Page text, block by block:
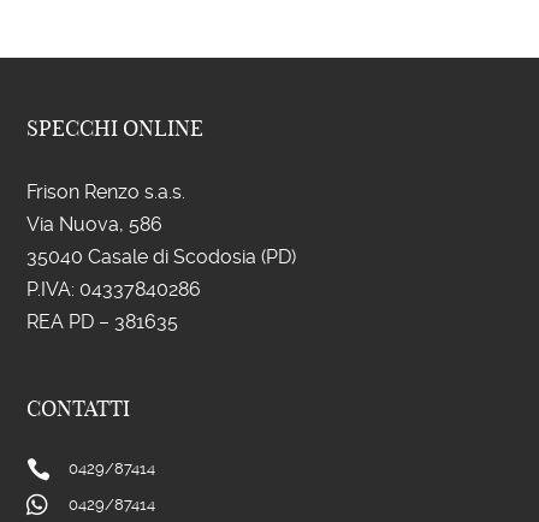
SPECCHI ONLINE
Frison Renzo s.a.s.
Via Nuova, 586
35040 Casale di Scodosia (PD)
P.IVA: 04337840286
REA PD – 381635
CONTATTI
 0429/87414
 0429/87414